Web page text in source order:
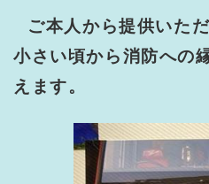
ご本人から提供いた
小さい頃から消防への
えます。